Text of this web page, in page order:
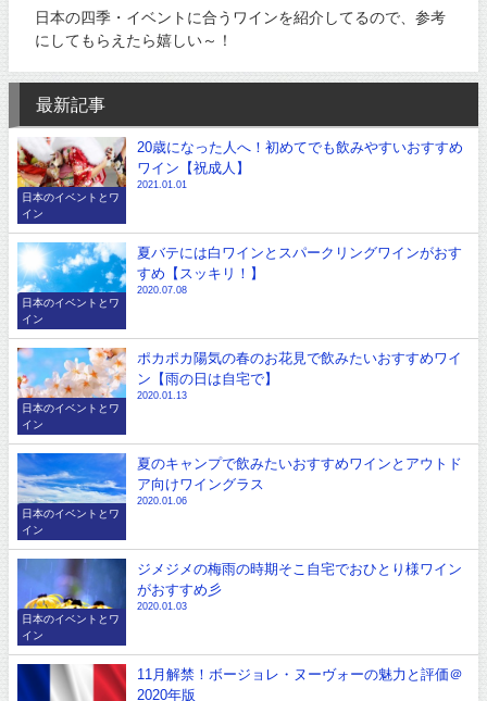
日本の四季・イベントに合うワインを紹介してるので、参考
にしてもらえたら嬉しい～！
最新記事
日本のイベントとワ
イン
20歳になった人へ！初めてでも飲みやすいおすすめ
ワイン【祝成人】
2021.01.01
日本のイベントとワ
イン
夏バテには白ワインとスパークリングワインがおす
すめ【スッキリ！】
2020.07.08
日本のイベントとワ
イン
ポカポカ陽気の春のお花見で飲みたいおすすめワイ
ン【雨の日は自宅で】
2020.01.13
日本のイベントとワ
イン
夏のキャンプで飲みたいおすすめワインとアウトド
ア向けワイングラス
2020.01.06
日本のイベントとワ
イン
ジメジメの梅雨の時期そこ自宅でおひとり様ワイン
がおすすめ彡
2020.01.03
11月解禁！ボージョレ・ヌーヴォーの魅力と評価＠
2020年版